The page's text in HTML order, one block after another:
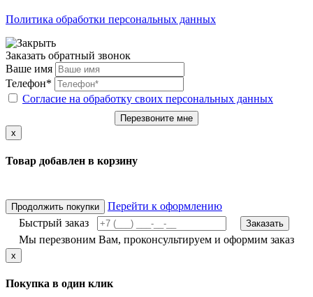
Политика обработки персональных данных
Заказать обратный звонок
Ваше имя
Телефон*
Согласие на обработку своих персональных данных
Перезвоните мне
x
Товар добавлен в корзину
Продолжить покупки
Перейти к оформлению
Быстрый заказ
Заказать
Мы перезвоним Вам, проконсультируем и оформим заказ
x
Покупка в один клик